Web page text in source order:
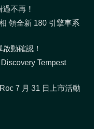
不再！
領全新 180 引擎車系
動確認！
Tempest
7 月 31 日上市活動